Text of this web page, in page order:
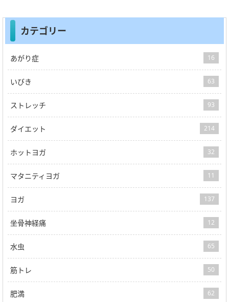
カテゴリー
あがり症 16
いびき 63
ストレッチ 93
ダイエット 214
ホットヨガ 32
マタニティヨガ 11
ヨガ 137
坐骨神経痛 12
水虫 65
筋トレ 50
肥満 62